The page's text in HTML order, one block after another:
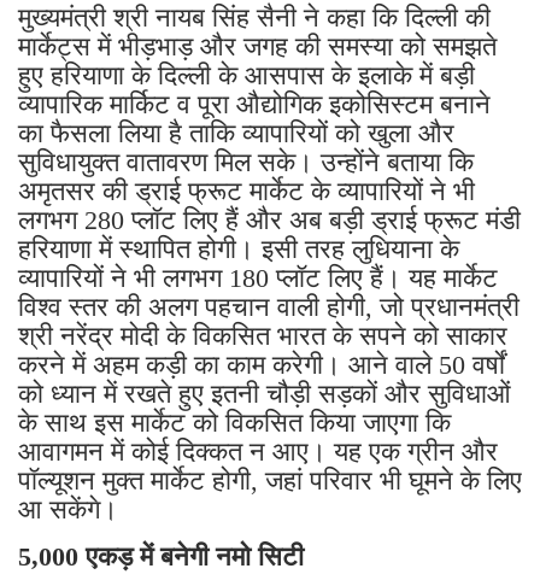
मुख्यमंत्री श्री नायब सिंह सैनी ने कहा कि दिल्ली की
मार्केट्स में भीड़भाड़ और जगह की समस्या को समझते
हुए हरियाणा के दिल्ली के आसपास के इलाके में बड़ी
व्यापारिक मार्किट व पूरा औद्योगिक इकोसिस्टम बनाने
का फैसला लिया है ताकि व्यापारियों को खुला और
सुविधायुक्त वातावरण मिल सके। उन्होंने बताया कि
अमृतसर की ड्राई फ्रूट मार्केट के व्यापारियों ने भी
लगभग 280 प्लॉट लिए हैं और अब बड़ी ड्राई फ्रूट मंडी
हरियाणा में स्थापित होगी। इसी तरह लुधियाना के
व्यापारियों ने भी लगभग 180 प्लॉट लिए हैं। यह मार्केट
विश्व स्तर की अलग पहचान वाली होगी, जो प्रधानमंत्री
श्री नरेंद्र मोदी के विकसित भारत के सपने को साकार
करने में अहम कड़ी का काम करेगी। आने वाले 50 वर्षों
को ध्यान में रखते हुए इतनी चौड़ी सड़कों और सुविधाओं
के साथ इस मार्केट को विकसित किया जाएगा कि
आवागमन में कोई दिक्कत न आए। यह एक ग्रीन और
पॉल्यूशन मुक्त मार्केट होगी, जहां परिवार भी घूमने के लिए
आ सकेंगे।
5,000 एकड़ में बनेगी नमो सिटी